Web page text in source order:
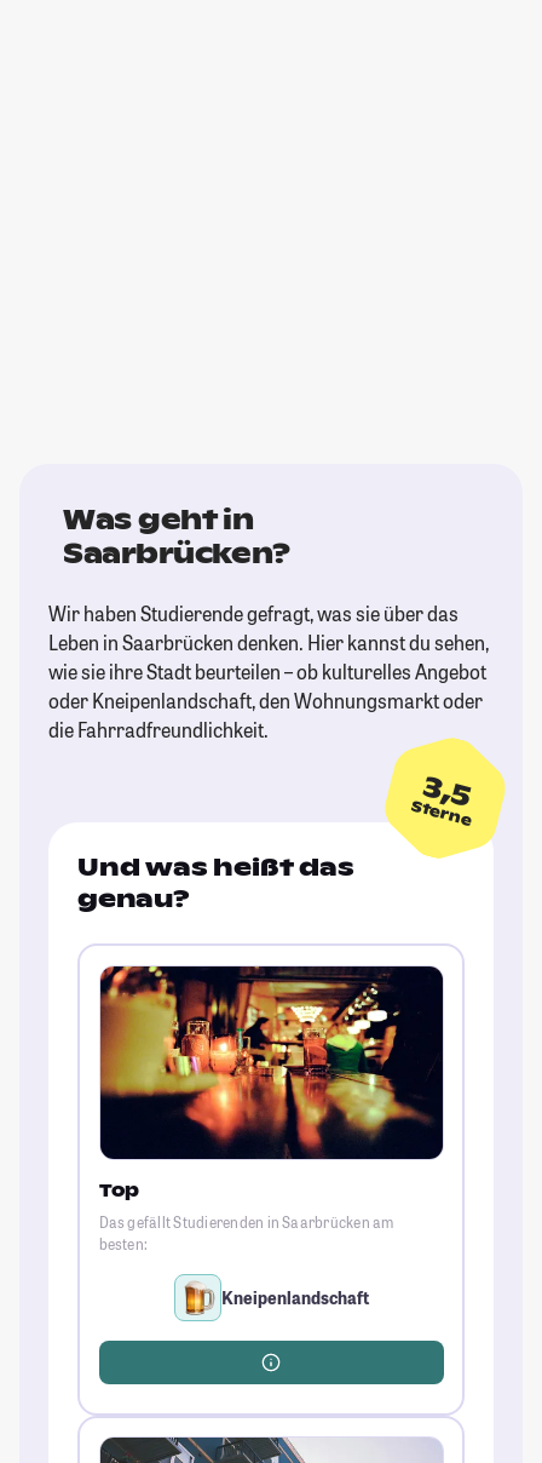
Was geht in
Saarbrücken?
Wir haben Studierende gefragt, was sie über das
Leben in Saarbrücken denken. Hier kannst du sehen,
wie sie ihre Stadt beurteilen – ob kulturelles Angebot
oder Kneipenlandschaft, den Wohnungsmarkt oder
die Fahrradfreundlichkeit.
3,5
Sterne
Und was heißt das
genau?
Top
Das gefällt Studierenden in Saarbrücken am
besten:
Kneipenlandschaft